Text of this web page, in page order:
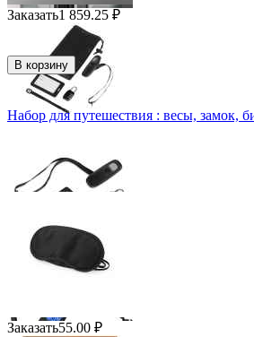
Заказать1 859.25 ₽
В корзину
Набор для путешествия : весы, замок,
Заказать55.00 ₽